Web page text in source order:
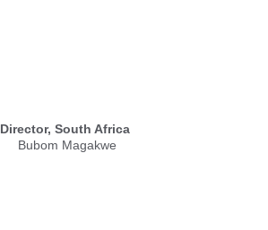
Director, South Africa
Bubom Magakwe